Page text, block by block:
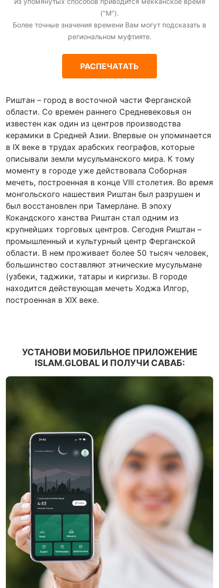
("М").
Более точные значения времени Вам могут подсказать в
региональном муфтияте.
РАСПЕЧАТАТЬ
Риштан – город в восточной части Ферганской
области. Со времен раннего Средневековья он
известен как один из центров производства
керамики в Средней Азии. Впервые он упоминается
в IX веке в трудах арабских географов, которые
описывали земли мусульманского мира. К тому
моменту в городе уже действовала Соборная
мечеть, построенная в конце VIII столетия. Во время
монгольского нашествия Риштан был разрушен и
был восстановлен при Тамерлане. В эпоху
Кокандского ханства Риштан стал одним из
крупнейших торговых центров. Сегодня Риштан –
промышленный и культурный центр Ферганской
области. В нем проживает более 50 тысяч человек,
большинство составляют этнические мусульмане
(узбеки, таджики, татары и киргизы. В городе
находится действующая мечеть Ходжа Илгор,
построенная в XIX веке.
УСТАНОВИ МОБИЛЬНОЕ ПРИЛОЖЕНИЕ
ISLAM.GLOBAL И ПОЛУЧИ САВАБ: